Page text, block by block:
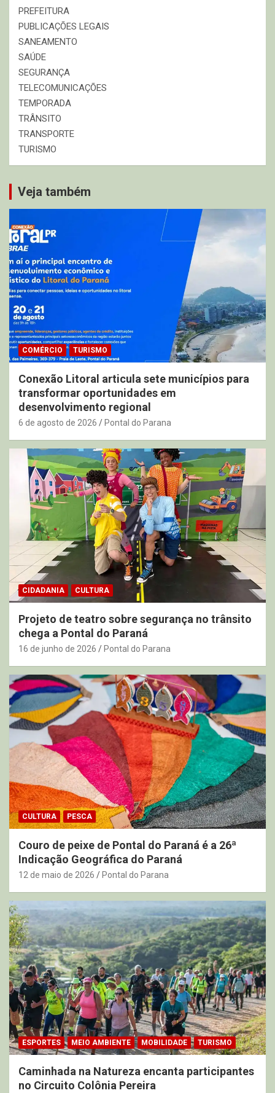
PREFEITURA
PUBLICAÇÕES LEGAIS
SANEAMENTO
SAÚDE
SEGURANÇA
TELECOMUNICAÇÕES
TEMPORADA
TRÂNSITO
TRANSPORTE
TURISMO
Veja também
COMÉRCIO TURISMO
Conexão Litoral articula sete municípios para
transformar oportunidades em
desenvolvimento regional
6 de agosto de 2026 Pontal do Parana
CIDADANIA CULTURA
Projeto de teatro sobre segurança no trânsito
chega a Pontal do Paraná
16 de junho de 2026 Pontal do Parana
CULTURA PESCA
Couro de peixe de Pontal do Paraná é a 26ª
Indicação Geográfica do Paraná
12 de maio de 2026 Pontal do Parana
ESPORTES MEIO AMBIENTE MOBILIDADE TURISMO
Caminhada na Natureza encanta participantes
no Circuito Colônia Pereira